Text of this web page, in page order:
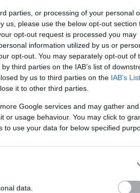
parties, or processing of your personal
us, please use the below opt-out section
opt-out request is processed you may
information utilized by us or
opt-out. You may separately opt-out of
third parties on the IAB’s list of
by us to third parties on the IAB’s
it to other third parties.
Google services and may gather
or usage behaviour. You may click to
use your data for below specified
data.